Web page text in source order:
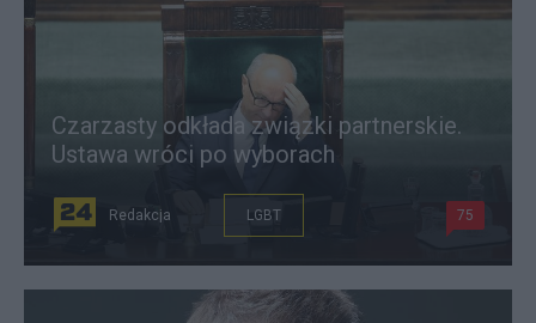
Czarzasty odkłada związki partnerskie.
Ustawa wróci po wyborach
Redakcja LGBT 75